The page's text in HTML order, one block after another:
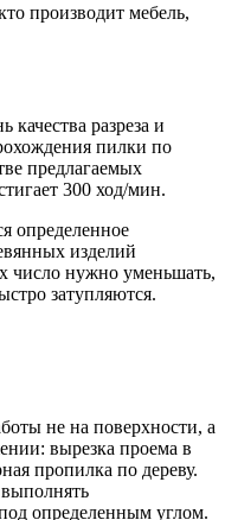
производит мебель,
качества разреза и
пилки по
предлагаемых
300 ход/мин.
определенное
изделий
число нужно уменьшать,
затупляются.
не на поверхности, а
вырезка проема в
пропилка по дереву.
определенным углом.